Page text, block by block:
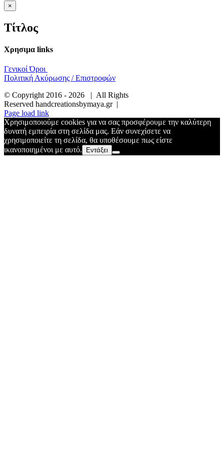
Κλείσιμο
γρήγορης
προϊόντος
×
Τίτλος
Χρησιμα links
Γενικοί Όροι
Πολιτική Ακύρωσης / Επιστροφών
© Copyright 2016 - 2026 | All Rights
Reserved handcreationsbymaya.gr |
Page load link
Χρησιμοποιούμε cookies για να σας προσφέρουμε την καλύτερη
δυνατή εμπειρία στη σελίδα μας. Εάν συνεχίσετε να
χρησιμοποιείτε τη σελίδα, θα υποθέσουμε πως είστε
ικανοποιημένοι με αυτό.
Εντάξει